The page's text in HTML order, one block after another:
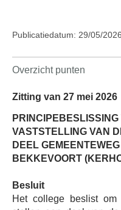
Publicatiedatum: 29/05/2026
Overzicht punten
Zitting van 27 mei 2026
VASTSTELLING VAN
DEEL
BEKKEVOORT
Besluit
Het college beslist